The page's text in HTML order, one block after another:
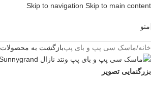
Skip to navigation Skip to main content
منو
خانه/ماسک سی پپ و بای پپبازگشت به محصولات
بزرگنمایی تصویر